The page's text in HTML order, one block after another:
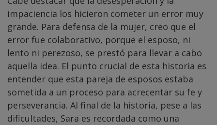
impaciencia los hicieron cometer un error muy
grande. Para defensa de la mujer, creo que el
error fue colaborativo, porque el esposo, ni
lento ni perezoso, se prestó para llevar a cabo
aquella idea. El punto crucial de esta historia es
entender que esta pareja de esposos estaba
sometida a un proceso para acrecentar su fe y
perseverancia. Al final de la historia, pese a las
dificultades, Sara es recordada como una